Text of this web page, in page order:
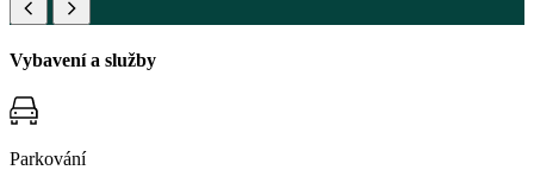
Vybavení a služby
Parkování